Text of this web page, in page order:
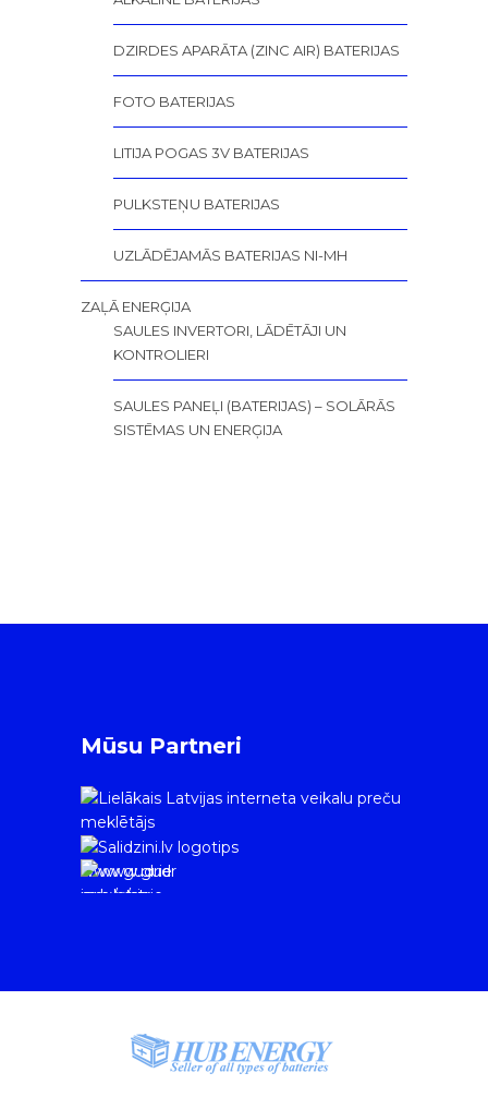
DZIRDES APARĀTA (ZINC AIR) BATERIJAS
FOTO BATERIJAS
LITIJA POGAS 3V BATERIJAS
PULKSTEŅU BATERIJAS
UZLĀDĒJAMĀS BATERIJAS NI-MH
ZAĻĀ ENERĢIJA
SAULES INVERTORI, LĀDĒTĀJI UN
KONTROLIERI
SAULES PANEĻI (BATERIJAS) – SOLĀRĀS
SISTĒMAS UN ENERĢIJA
Mūsu Partneri
www.gudrie
m.lv/atrie-